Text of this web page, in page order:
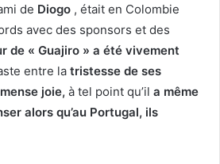
de Diogo , était en Colombie
avec des sponsors et des
de « Guajiro » a été vivement
entre la tristesse de ses
joie, à tel point qu’il a même
alors qu’au Portugal, ils